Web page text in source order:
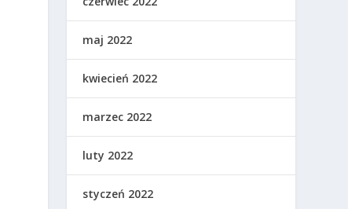
maj 2022
kwiecień 2022
marzec 2022
luty 2022
styczeń 2022